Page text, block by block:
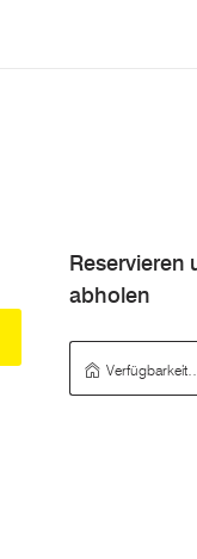
Reservieren
abholen